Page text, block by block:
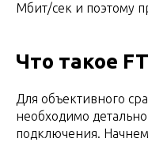
Мбит/сек и поэтому
Что такое
Для объективного
необходимо
подключения.